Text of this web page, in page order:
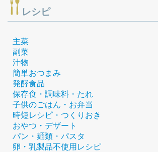
レシピ
主菜
副菜
汁物
簡単おつまみ
発酵食品
保存食・調味料・たれ
子供のごはん・お弁当
時短レシピ・つくりおき
おやつ・デザート
パン・麺類・パスタ
卵・乳製品不使用レシピ